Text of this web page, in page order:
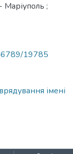
Маріуполь ;
19785
імені